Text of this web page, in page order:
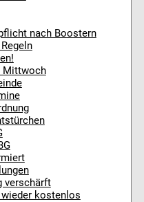
nach Boostern
Mittwoch
verschärft
wieder kostenlos